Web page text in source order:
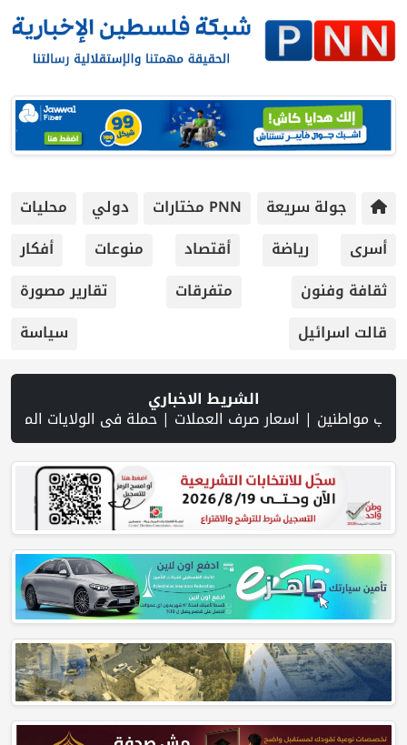
جولة سريعة PNN مختارات دولي
محليات
أسرى
رياضة أقتصاد منوعات
أفكار
ثقافة وفنون
متفرقات
تقارير مصورة
قالت اسرائيل
سياسة
الشريط الاخباري
| حملة في الولايات المتحدة تدعو الأطباء لمقاطعة